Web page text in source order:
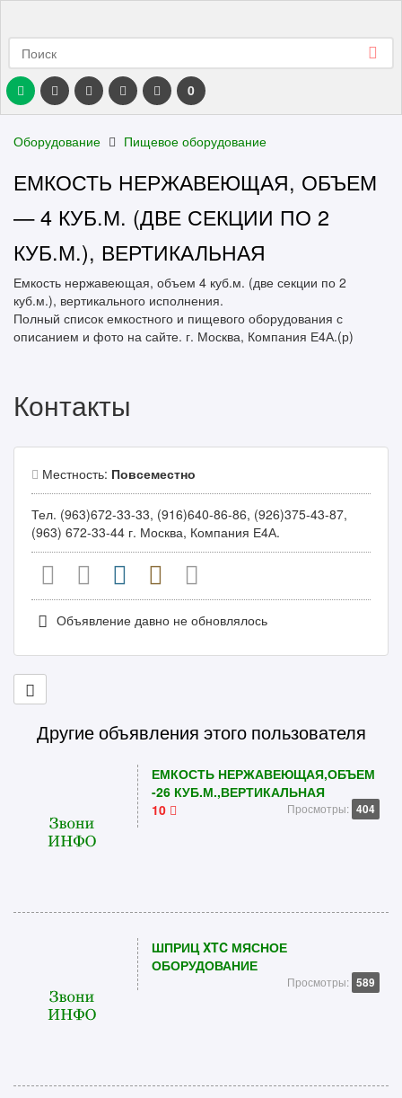
0
Оборудование Пищевое оборудование
ЕМКОСТЬ НЕРЖАВЕЮЩАЯ, ОБЪЕМ
— 4 КУБ.М. (ДВЕ СЕКЦИИ ПО 2
КУБ.М.), ВЕРТИКАЛЬНАЯ
Емкость нержавеющая, объем 4 куб.м. (две секции по 2
куб.м.), вертикального исполнения.
Полный список емкостного и пищевого оборудования с
описанием и фото на сайте. г. Москва, Компания Е4А.(р)
Контакты
Местность: Повсеместно
Тел. (963)672-33-33, (916)640-86-86, (926)375-43-87,
(963) 672-33-44 г. Москва, Компания Е4А.
Объявление давно не обновлялось
Другие объявления этого пользователя
ЕМКОСТЬ НЕРЖАВЕЮЩАЯ,ОБЪЕМ
-26 КУБ.М.,ВЕРТИКАЛЬНАЯ
10
Просмотры: 404
ШПРИЦ XTC МЯСНОЕ
ОБОРУДОВАНИЕ
Просмотры: 589